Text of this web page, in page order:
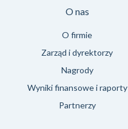
O nas
O firmie
Zarząd i dyrektorzy
Nagrody
Wyniki finansowe i raporty
Partnerzy